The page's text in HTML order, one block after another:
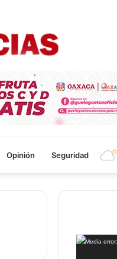
Opinión Seguridad
Media